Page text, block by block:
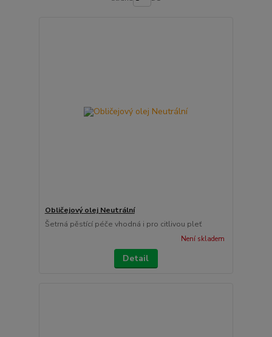
Obličejový olej Neutrální
Šetrná pěstící péče vhodná i pro citlivou pleť
Není skladem
Detail